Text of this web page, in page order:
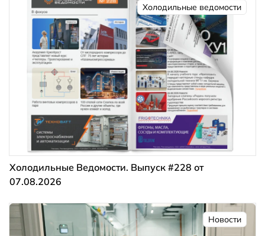
Холодильные ведомости
Холодильные Ведомости. Выпуск #228 от
07.08.2026
Новости